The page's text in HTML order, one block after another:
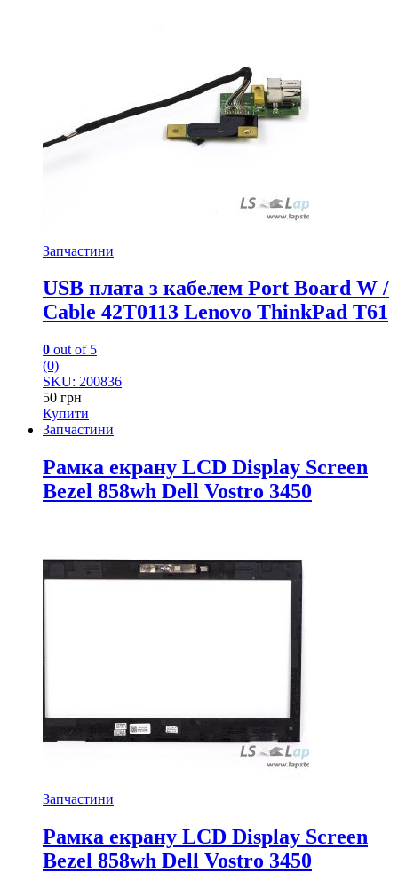
Запчастини
USB плата з кабелем Port Board W /
Cable 42T0113 Lenovo ThinkPad T61
0 out of 5
(0)
SKU: 200836
50 грн
Купити
Запчастини
Рамка екрану LCD Display Screen
Bezel 858wh Dell Vostro 3450
Запчастини
Рамка екрану LCD Display Screen
Bezel 858wh Dell Vostro 3450